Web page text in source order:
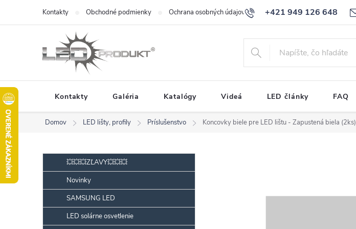
obsah
+421 949 126 648
Kontakty Obchodné podmienky Ochrana osobných údajov Reklamačný poriadok
Kontakty Galéria Katalógy Videá LED články FAQ
Domov LED lišty, profily Príslušenstvo Koncovky biele pre LED lištu - Zapustená biela (2ks)
o
č
n
Preskočiť
kategórie💥💥💥ZĽAVY💥💥💥
Novinky
SAMSUNG LED
LED solárne osvetlenie